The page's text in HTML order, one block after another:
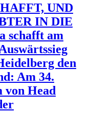
UND
IN DIE
schafft am
den
Am 34.
von Head